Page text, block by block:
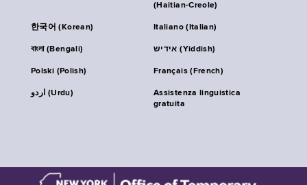
(Haitian-Creole)
한국어 (Korean) Italiano (Italian)
বাংলা (Bengali) אידיש (Yiddish)
Polski (Polish) Français (French)
اردو (Urdu)
Assistenza linguistica
gratuita